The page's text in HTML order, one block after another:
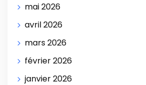
mai 2026
avril 2026
mars 2026
février 2026
janvier 2026